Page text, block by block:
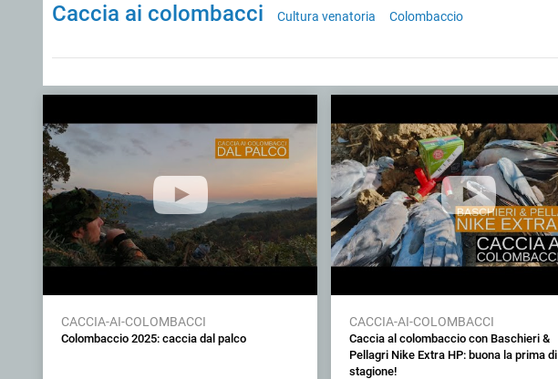
Caccia ai colombacci Cultura venatoria Colombaccio
CACCIA-AI-COLOMBACCI
Colombaccio 2025: caccia dal palco
CACCIA-AI-COLOMBACCI
Caccia al colombaccio con Baschieri &
Pellagri Nike Extra HP: buona la prima di
stagione!